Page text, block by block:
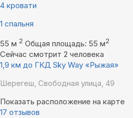
4 кровати
1 спальня
55 м 2 Общая площадь: 55 м2
Сейчас смотрит 2 человека
1,9 км до ГКД Sky Way «Рыжая»
Шерегеш, Свободная улица, 49
Показать расположение на карте
17 отзывов